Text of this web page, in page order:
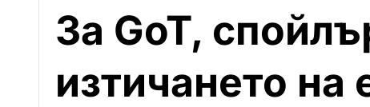
За GoT,
изтичането на